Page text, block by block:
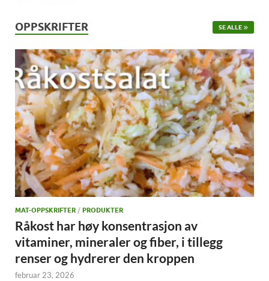
OPPSKRIFTER SE ALLE
MAT-OPPSKRIFTER / PRODUKTER
Råkost har høy konsentrasjon av
vitaminer, mineraler og fiber, i tillegg
renser og hydrerer den kroppen
februar 23, 2026